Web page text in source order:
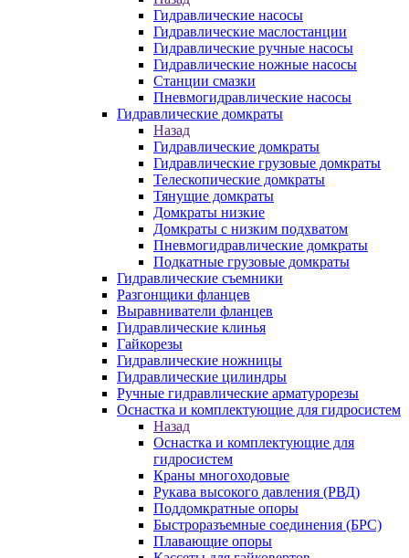
Гидравлические насосы
Гидравлические маслостанции
Гидравлические ручные насосы
Гидравлические ножные насосы
Станции смазки
Пневмогидравлические насосы
Гидравлические домкраты
Назад
Гидравлические домкраты
Гидравлические грузовые домкраты
Телескопические домкраты
Тянущие домкраты
Домкраты низкие
Домкраты с низким подхватом
Пневмогидравлические домкраты
Подкатные грузовые домкраты
Гидравлические съемники
Разгонщики фланцев
Выравниватели фланцев
Гидравлические клинья
Гайкорезы
Гидравлические ножницы
Гидравлические цилиндры
Ручные гидравлические арматурорезы
Оснастка и комплектующие для гидросистем
Назад
Оснастка и комплектующие для
гидросистем
Краны многоходовые
Рукава высокого давления (РВД)
Поддомкратные опоры
Быстроразъемные соединения (БРС)
Плавающие опоры